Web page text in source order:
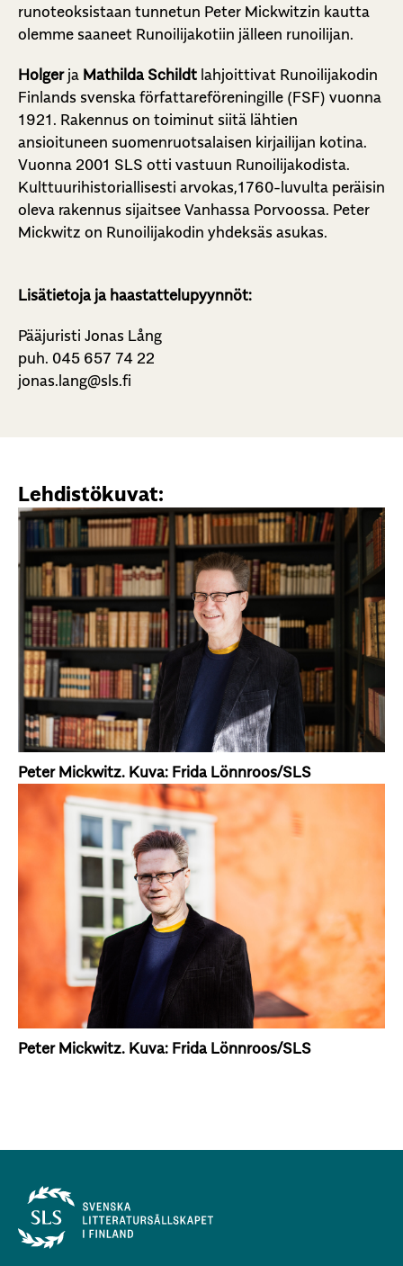
runoteoksistaan tunnetun Peter Mickwitzin kautta
olemme saaneet Runoilijakotiin jälleen runoilijan.
Holger ja Mathilda Schildt lahjoittivat Runoilijakodin
Finlands svenska författareföreningille (FSF) vuonna
1921. Rakennus on toiminut siitä lähtien
ansioituneen suomenruotsalaisen kirjailijan kotina.
Vuonna 2001 SLS otti vastuun Runoilijakodista.
Kulttuurihistoriallisesti arvokas,1760-luvulta peräisin
oleva rakennus sijaitsee Vanhassa Porvoossa. Peter
Mickwitz on Runoilijakodin yhdeksäs asukas.
Lisätietoja ja haastattelupyynnöt:
Pääjuristi Jonas Lång
puh. 045 657 74 22
jonas.lang@sls.fi
Peter Mickwitz. Kuva: Frida Lönnroos/SLS
Peter Mickwitz. Kuva: Frida Lönnroos/SLS